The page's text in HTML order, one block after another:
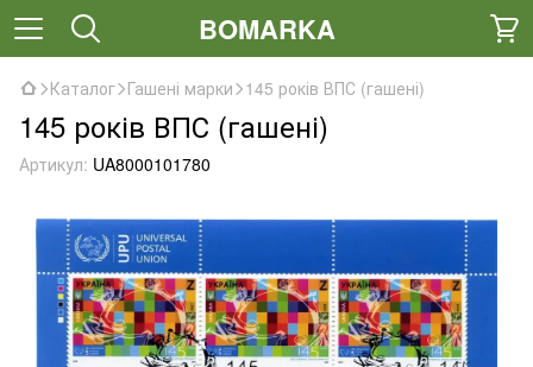
BOMARKA
Каталог Гашені марки 145 років ВПС (гашені)
145 років ВПС (гашені)
Артикул: UA8000101780